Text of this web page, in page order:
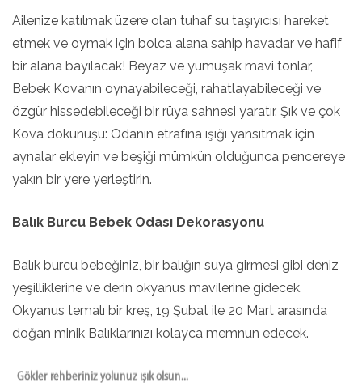
Ailenize katılmak üzere olan tuhaf su taşıyıcısı hareket
etmek ve oymak için bolca alana sahip havadar ve hafif
bir alana bayılacak! Beyaz ve yumuşak mavi tonlar,
Bebek Kovanın oynayabileceği, rahatlayabileceği ve
özgür hissedebileceği bir rüya sahnesi yaratır. Şık ve çok
Kova dokunuşu: Odanın etrafına ışığı yansıtmak için
aynalar ekleyin ve beşiği mümkün olduğunca pencereye
yakın bir yere yerleştirin.
Balık Burcu Bebek Odası Dekorasyonu
Balık burcu bebeğiniz, bir balığın suya girmesi gibi deniz
yeşilliklerine ve derin okyanus mavilerine gidecek.
Okyanus temalı bir kreş, 19 Şubat ile 20 Mart arasında
doğan minik Balıklarınızı kolayca memnun edecek.